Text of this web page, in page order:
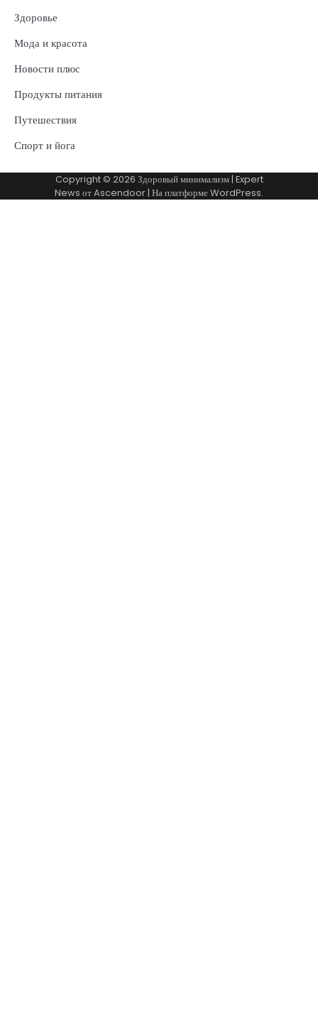
Здоровье
Мода и красота
Новости плюс
Продукты питания
Путешествия
Спорт и йога
Copyright © 2026 Здоровый минимализм| Expert
News отAscendoor| На платформеWordPress.